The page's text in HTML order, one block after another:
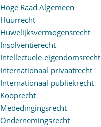
Hoge Raad Algemeen
Huurrecht
Huwelijksvermogensrecht
Insolventierecht
Intellectuele-eigendomsrecht
Internationaal privaatrecht
Internationaal publiekrecht
Kooprecht
Mededingingsrecht
Ondernemingsrecht